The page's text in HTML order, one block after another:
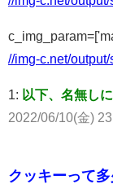
//img-c.net/
1: 以下、名無し
2022/06/10(金)
クッキーって